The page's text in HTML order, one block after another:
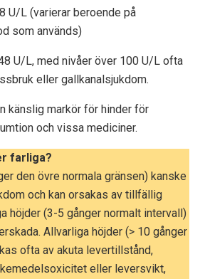
U/L (varierar beroende på
som används)
U/L, med nivåer över 100 U/L ofta
eller gallkanalsjukdom.
känslig markör för hinder för
och vissa mediciner.
farliga?
den övre normala gränsen) kanske
och kan orsakas av tillfällig
höjder (3-5 gånger normalt intervall)
Allvarliga höjder (> 10 gånger
ofta av akuta levertillstånd,
eller leversvikt,